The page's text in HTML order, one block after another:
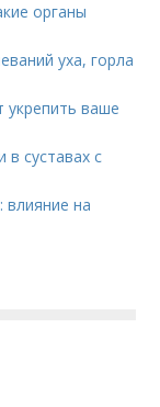
органы
уха, горла
укрепить ваше
в суставах с
на